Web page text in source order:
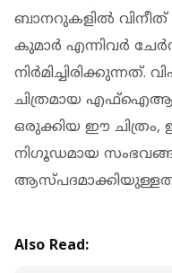
ബാനറുകളില്‍
കുമാർ എന്നിവർ
നിർമിച്ചിരിക്കുന്നത്.
ചിത്രമായ
ഒരുക്കിയ ഈ ചിത്രം,
നിഗൂഡമായ
Also Read: